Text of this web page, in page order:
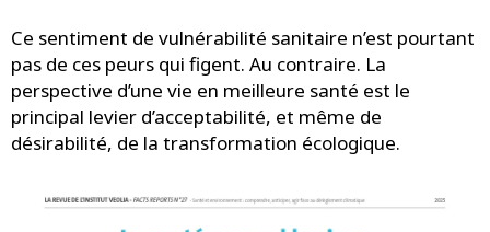
Ce sentiment de vulnérabilité sanitaire n’est pourtant
pas de ces peurs qui figent. Au contraire. La
perspective d’une vie en meilleure santé est le
principal levier d’acceptabilité, et même de
désirabilité, de la transformation écologique.